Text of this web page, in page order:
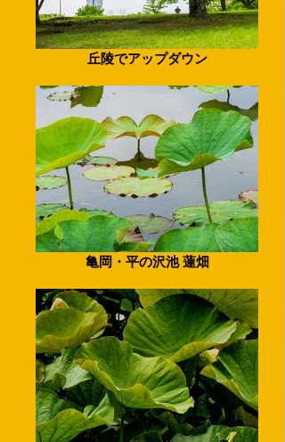
丘陵でアップダウン
亀岡・平の沢池 蓮畑